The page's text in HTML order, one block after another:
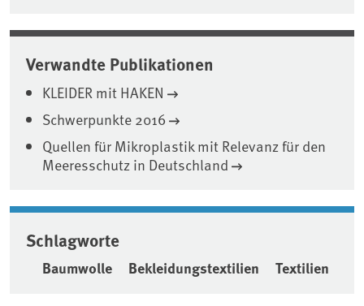
Verwandte Publikationen
KLEIDER mit HAKEN
Schwerpunkte 2016
Quellen für Mikroplastik mit Relevanz für den
Meeresschutz in Deutschland
Schlagworte
Baumwolle Bekleidungstextilien Textilien